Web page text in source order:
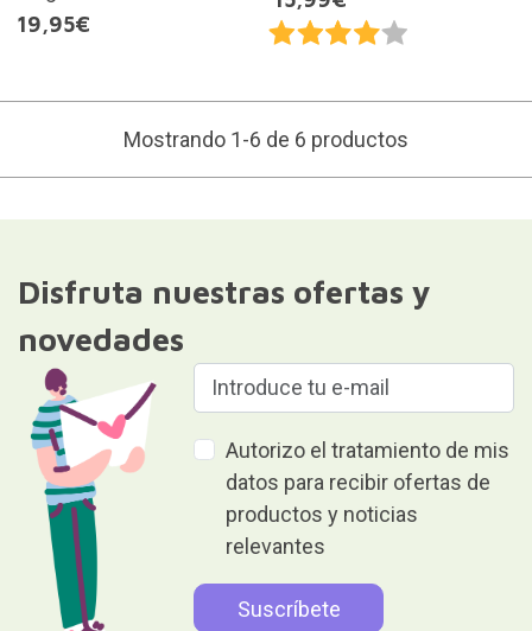
19,95€
Mostrando 1-6 de 6 productos
Disfruta nuestras ofertas y
novedades
Autorizo el tratamiento de mis
datos para recibir ofertas de
productos y noticias
relevantes